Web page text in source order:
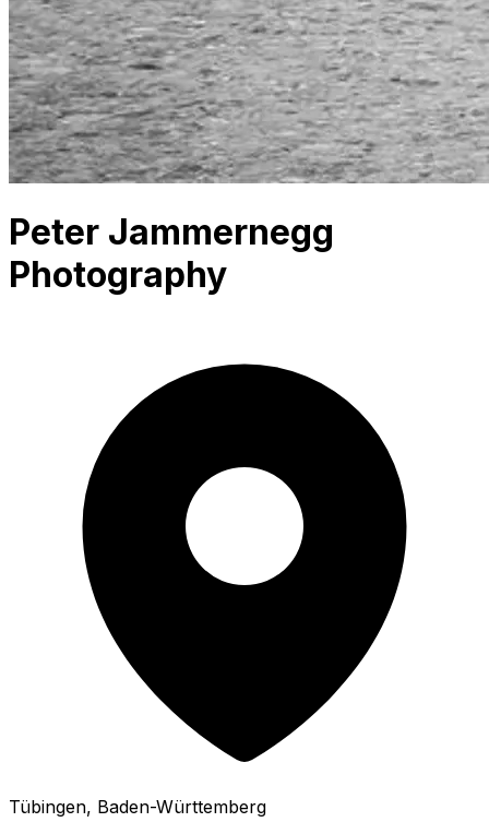
Peter Jammernegg
Photography
Tübingen, Baden-Württemberg